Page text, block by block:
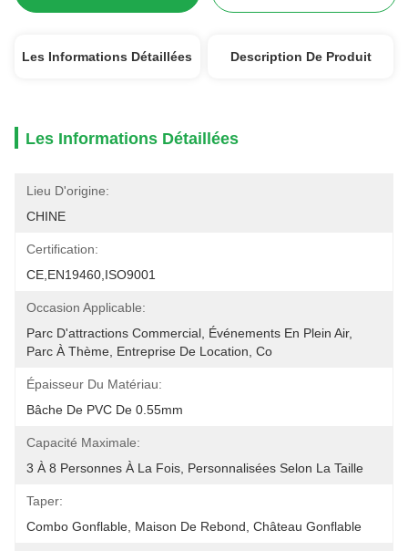
Les Informations Détaillées Description De Produit
Les Informations Détaillées
Lieu D'origine:
CHINE
Certification:
CE,EN19460,ISO9001
Occasion Applicable:
Parc D'attractions Commercial, Événements En Plein Air,
Parc À Thème, Entreprise De Location, Co
Épaisseur Du Matériau:
Bâche De PVC De 0.55mm
Capacité Maximale:
3 À 8 Personnes À La Fois, Personnalisées Selon La Taille
Taper:
Combo Gonflable, Maison De Rebond, Château Gonflable